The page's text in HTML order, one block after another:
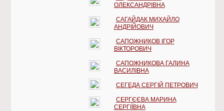
ОЛЕКСАНДРІВНА
САГАЙДАК МИХАЙЛО
АНДРІЙОВИЧ
САПОЖНИКОВ ІГОР
ВІКТОРОВИЧ
САПОЖНИКОВА ГАЛИНА
ВАСИЛІВНА
СЕГЕДА СЕРГІЙ ПЕТРОВИЧ
СЕРГЄЄВА МАРИНА
СЕРГІЇВНА